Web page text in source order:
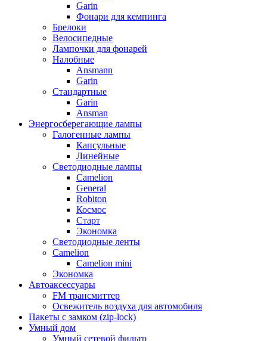
Garin
Фонари для кемпинга
Брелоки
Велосипедные
Лампочки для фонарей
Налобные
Ansmann
Garin
Стандартные
Garin
Ansman
Энергосберегающие лампы
Галогенные лампы
Капсульные
Линейные
Светодиодные лампы
Camelion
General
Robiton
Космос
Старт
Экономка
Светодиодные ленты
Camelion
Camelion mini
Экономка
Автоаксессуары
FM трансмиттер
Освежитель воздуха для автомобиля
Пакеты с замком (zip-lock)
Умный дом
Умный сетевой фильтр